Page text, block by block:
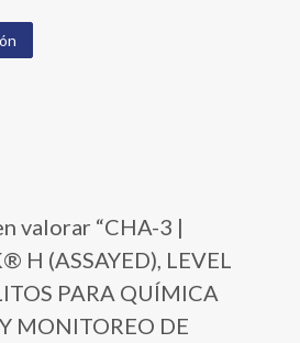
valorar “CHA-3 |
H (ASSAYED), LEVEL
PARA QUÍMICA
MONITOREO DE